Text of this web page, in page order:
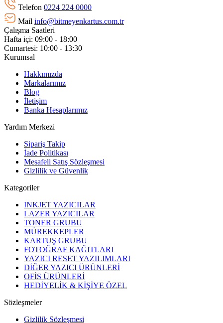
Telefon 0224 224 0000
Mail info@bitmeyenkartus.com.tr
Çalışma Saatleri
Hafta içi: 09:00 - 18:00
Cumartesi: 10:00 - 13:30
Kurumsal
Hakkımızda
Markalarımız
Blog
İletişim
Banka Hesaplarımız
Yardım Merkezi
Sipariş Takip
İade Politikası
Mesafeli Satış Sözleşmesi
Gizlilik ve Güvenlik
Kategoriler
INKJET YAZICILAR
LAZER YAZICILAR
TONER GRUBU
MÜREKKEPLER
KARTUŞ GRUBU
FOTOĞRAF KAĞITLARI
YAZICI RESET YAZILIMLARI
DİĞER YAZICI ÜRÜNLERİ
OFİS ÜRÜNLERİ
HEDİYELİK & KİŞİYE ÖZEL
Sözleşmeler
Gizlilik Sözleşmesi